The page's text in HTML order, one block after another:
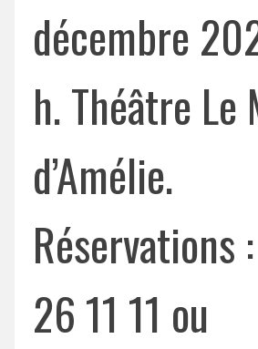
décembre
h. Théâtre Le
d’Amélie.
Réservations
26 11 11 ou